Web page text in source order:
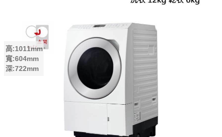
高:1011mm
寬:604mm
深:722mm